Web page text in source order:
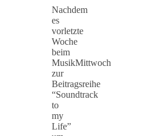
Nachdem
es
vorletzte
Woche
beim
MusikMittwoch
zur
Beitragsreihe
“Soundtrack
to
my
Life”